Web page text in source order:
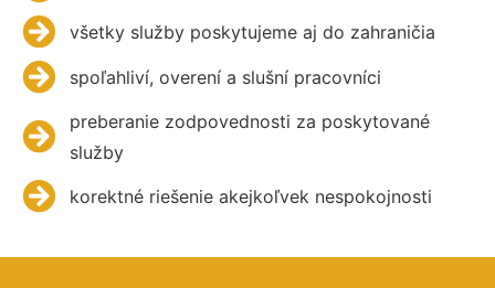
všetky služby poskytujeme aj do zahraničia
spoľahliví, overení a slušní pracovníci
preberanie zodpovednosti za poskytované
služby
korektné riešenie akejkoľvek nespokojnosti